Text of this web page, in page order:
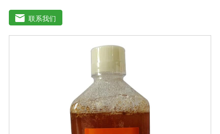
典》2020版质量标准。规格：500ml/瓶保
存：-15℃―-20℃有效期：5年注意事项：解冻：采用逐
步解冻法（ -20℃→2-8℃→ 室温），可减少沉淀的产生使
联系我们